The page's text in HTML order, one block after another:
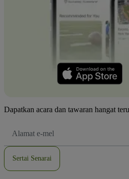
Dapatkan acara dan tawaran hangat
E-
Sertai Senarai